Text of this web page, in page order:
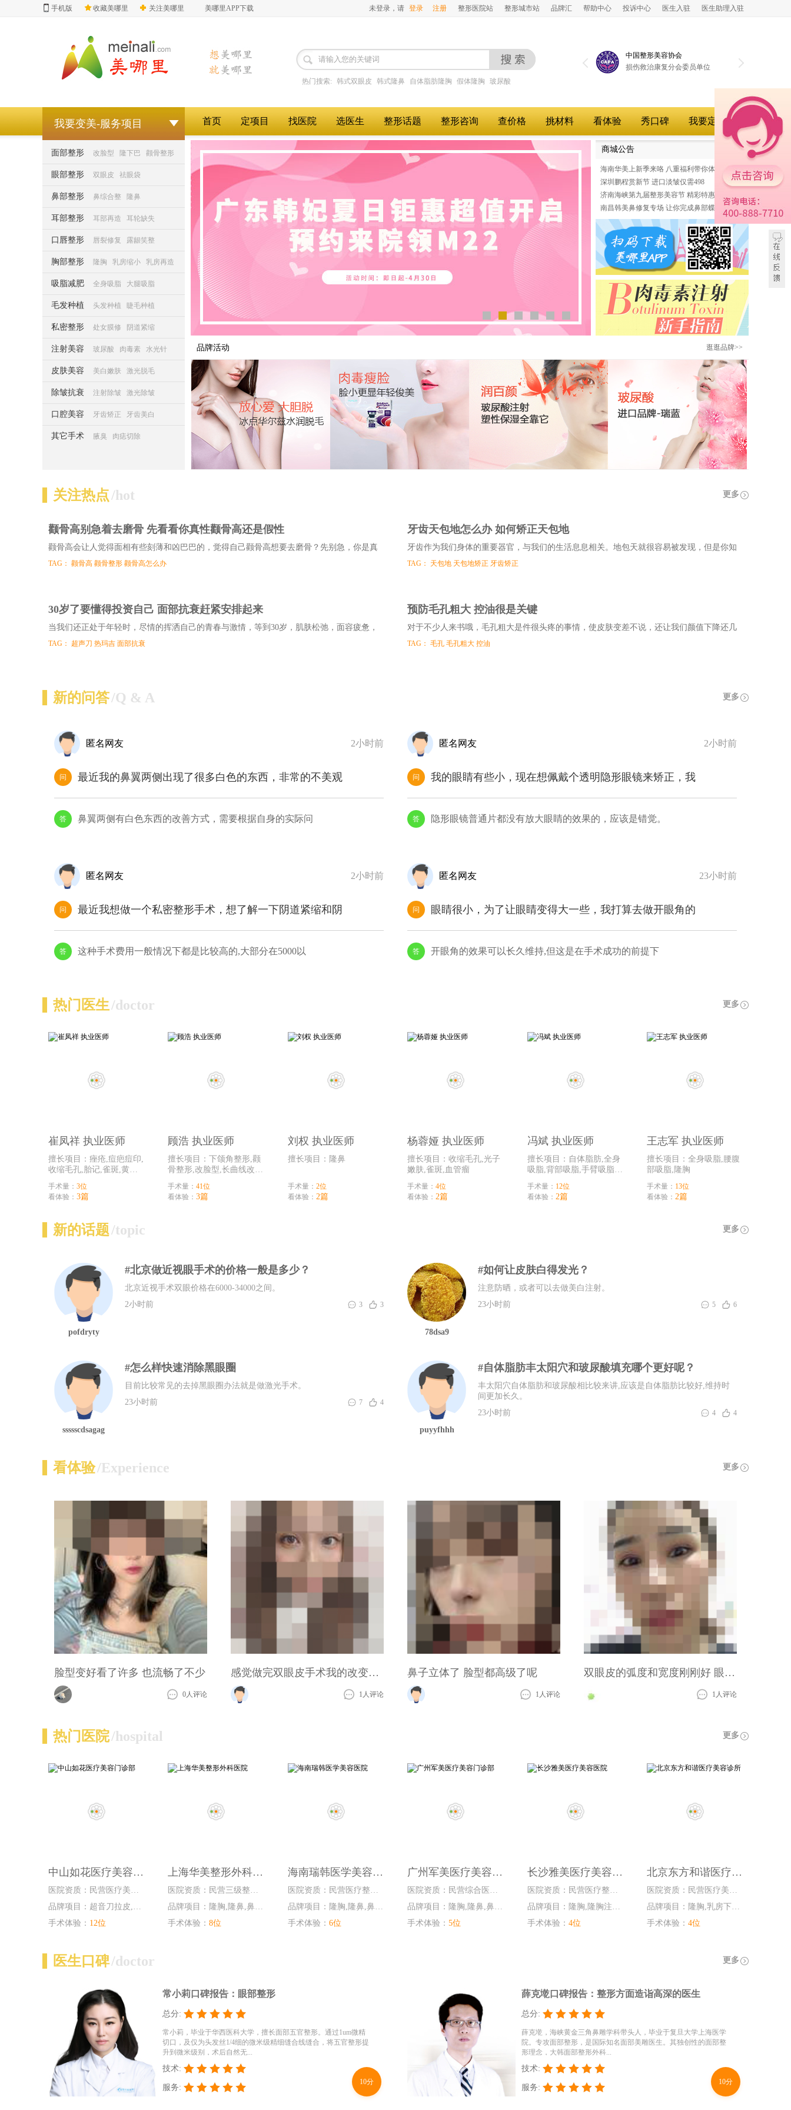
手机版 收藏美哪里 关注美哪里 美哪里APP下载 未登录，请 登录 注册 整形医院站 整形城市站 品牌汇 帮助中心 投诉中心 医生入驻 医生助理入驻
热门搜索: 韩式双眼皮 韩式隆鼻 自体脂肪隆胸 假体隆胸 玻尿酸
中国整形美容协会
医学教育与管理分会常务委员单位
中国整形美容协会
损伤救治康复分会委员单位
中国整形美容协会
互联网分会理事单位
我要变美-服务项目
面部整形 改脸型 隆下巴 颧骨整形
眼部整形 双眼皮 祛眼袋
鼻部整形 鼻综合整 隆鼻
耳部整形 耳部再造 耳轮缺失
口唇整形 唇裂修复 露龈笑整
胸部整形 隆胸 乳房缩小 乳房再造
吸脂减肥 全身吸脂 大腿吸脂
毛发种植 头发种植 睫毛种植
私密整形 处女膜修 阴道紧缩
注射美容 玻尿酸 肉毒素 水光针
皮肤美容 美白嫩肤 激光脱毛
除皱抗衰 注射除皱 激光除皱
口腔美容 牙齿矫正 牙齿美白
其它手术 腋臭 肉痣切除
首页 定项目 找医院 选医生 整形话题 整形咨询 查价格 挑材料 看体验 秀口碑 我要定制
商城公告 更多>>
海南华美上新季来咯 八重福利带你体验春
深圳鹏程赏新节 进口淡皱仅需498
济南海峡第九届整形美容节 精彩特惠等你
南昌韩美鼻修复专场 让你完成鼻部蝶变
品牌活动 逛逛品牌>>
关注热点/hot 更多
颧骨高别急着去磨骨 先看看你真性颧骨高还是假性
颧骨高会让人觉得面相有些刻薄和凶巴巴的，觉得自己颧骨高想要去磨骨？先别急，你是真
TAG： 颧骨高 颧骨整形 颧骨高怎么办
牙齿天包地怎么办 如何矫正天包地
牙齿作为我们身体的重要器官，与我们的生活息息相关。地包天就很容易被发现，但是你知
TAG： 天包地 天包地矫正 牙齿矫正
30岁了要懂得投资自己 面部抗衰赶紧安排起来
当我们还正处于年轻时，尽情的挥洒自己的青春与激情，等到30岁，肌肤松弛，面容疲惫，
TAG： 超声刀 热玛吉 面部抗衰
预防毛孔粗大 控油很是关键
对于不少人来书哦，毛孔粗大是件很头疼的事情，使皮肤变差不说，还让我们颜值下降还几
TAG： 毛孔 毛孔粗大 控油
新的问答/Q & A 更多
匿名网友 2小时前
问 最近我的鼻翼两侧出现了很多白色的东西，非常的不美观
答 鼻翼两侧有白色东西的改善方式，需要根据自身的实际问
匿名网友 2小时前
问 我的眼睛有些小，现在想佩戴个透明隐形眼镜来矫正，我
答 隐形眼镜普通片都没有放大眼睛的效果的，应该是错觉。
匿名网友 2小时前
问 最近我想做一个私密整形手术，想了解一下阴道紧缩和阴
答 这种手术费用一般情况下都是比较高的,大部分在5000以
匿名网友 23小时前
问 眼睛很小，为了让眼睛变得大一些，我打算去做开眼角的
答 开眼角的效果可以长久维持,但这是在手术成功的前提下
热门医生/doctor 更多
崔凤祥 执业医师
擅长项目：痤疮,痘疤痘印,
收缩毛孔,胎记,雀斑,黄褐
手术量： 3位
看体验： 3篇
顾浩 执业医师
擅长项目：下颌角整形,颧
骨整形,改脸型,长曲线改脸
手术量：41位
看体验：3篇
刘权 执业医师
擅长项目：隆鼻
手术量： 2位
看体验： 2篇
杨蓉娅 执业医师
擅长项目：收缩毛孔,光子
嫩肤,雀斑,血管瘤
手术量：4位
看体验：2篇
冯斌 执业医师
擅长项目：自体脂肪,全身
吸脂,背部吸脂,手臂吸脂,
手术量： 12位
看体验： 2篇
王志军 执业医师
擅长项目：全身吸脂,腰腹
部吸脂,隆胸
手术量： 13位
看体验： 2篇
新的话题/topic 更多
pofdryty
#北京做近视眼手术的价格一般是多少？
北京近视手术双眼价格在6000-34000之间。
2小时前
3 3
78dsa9
#如何让皮肤白得发光？
注意防晒，或者可以去做美白注射。
23小时前
5 6
ssssscdsagag
#怎么样快速消除黑眼圈
目前比较常见的去掉黑眼圈办法就是做激光手术。
23小时前
7 4
puyyfhhh
#自体脂肪丰太阳穴和玻尿酸填充哪个更好呢？
丰太阳穴自体脂肪和玻尿酸相比较来讲,应该是自体脂肪比较好,维持时
间更加长久。
23小时前
4 4
看体验/Experience 更多
脸型变好看了许多 也流畅了不少
0人评论
感觉做完双眼皮手术我的改变真的蛮大的
1人评论
鼻子立体了 脸型都高级了呢
1人评论
双眼皮的弧度和宽度刚刚好 眼睛看起来很有神
1人评论
热门医院/hospital 更多
中山如花医疗美容门诊部
医院资质：民营医疗美容门诊部
品牌项目：超音刀拉皮,水光...
手术体验： 12位
上海华美整形外科医院
医院资质：民营三级整形外科医院
品牌项目：隆胸,隆鼻,鼻尖...
手术体验：8位
海南瑞韩医学美容医院
医院资质：民营医疗整形美容医院
品牌项目：隆胸,隆鼻,鼻综...
手术体验： 6位
广州军美医疗美容门诊部
医院资质：民营综合医院整形美容科室
品牌项目：隆胸,隆鼻,鼻综...
手术体验：5位
长沙雅美医疗美容医院
医院资质：民营医疗整形美容医院
品牌项目：隆胸,隆胸注射材...
手术体验： 4位
北京东方和谐医疗美容诊所
医院资质：民营医疗美容诊所
品牌项目：隆胸,乳房下垂矫...
手术体验： 4位
医生口碑/doctor 更多
常小莉口碑报告：眼部整形
总分:
常小莉，毕业于华西医科大学，擅长面部五官整形。通过1um微精
切口，及仅为头发丝1/4细的微米级精细缝合线缝合，将五官整形提
升到微米级别，术后自然无...
技术:
服务:
10分
薛克墘口碑报告：整形方面造诣高深的医生
总分:
薛克墘，海峡黄金三角鼻雕学科带头人，毕业于复旦大学上海医学
院。专攻面部整形，是国际知名面部美雕医生。其独创性的面部整
形理念，大韩面部整形外科...
技术:
服务:
10分
在线客服